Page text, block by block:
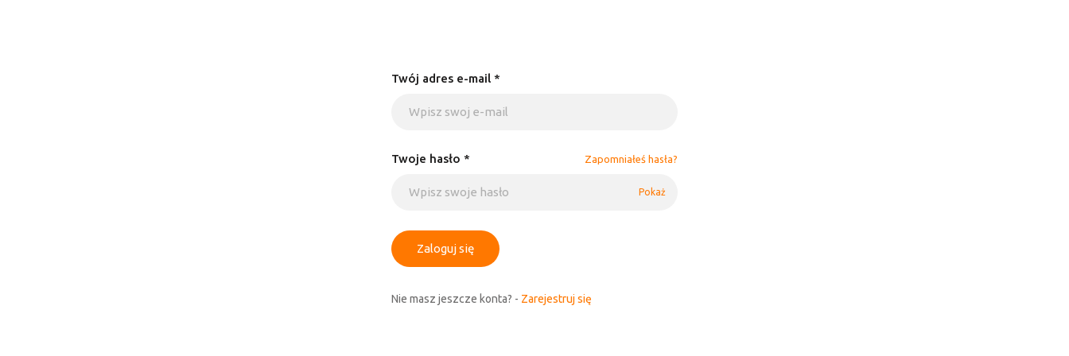
Twój adres e-mail *
Twoje hasło * Zapomniałeś hasła?
Pokaż
Zaloguj się
Nie masz jeszcze konta? - Zarejestruj się